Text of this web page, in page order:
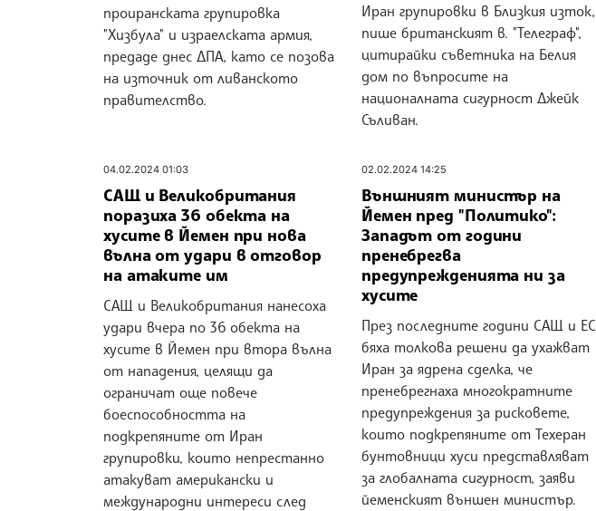
проиранската групировка
"Хизбула" и израелската армия,
предаде днес ДПА, като се позова
на източник от ливанското
правителство.
Иран групировки в Близкия изток,
пише британският в. "Телеграф",
цитирайки съветника на Белия
дом по въпросите на
националната сигурност Джейк
Съливан.
04.02.2024 01:03
САЩ и Великобритания
поразиха 36 обекта на
хусите в Йемен при нова
вълна от удари в отговор
на атаките им
САЩ и Великобритания нанесоха
удари вчера по 36 обекта на
хусите в Йемен при втора вълна
от нападения, целящи да
ограничат още повече
боеспособността на
подкрепяните от Иран
групировки, които непрестанно
атакуват американски и
международни интереси след
02.02.2024 14:25
Външният министър на
Йемен пред "Политико":
Западът от години
пренебрегва
предупрежденията ни за
хусите
През последните години САЩ и ЕС
бяха толкова решени да ухажват
Иран за ядрена сделка, че
пренебрегнаха многократните
предупреждения за рисковете,
които подкрепяните от Техеран
бунтовници хуси представляват
за глобалната сигурност, заяви
йеменският външен министър.